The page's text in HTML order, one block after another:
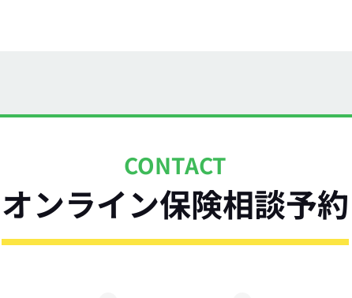
CONTACT
オンライン保険相談予約